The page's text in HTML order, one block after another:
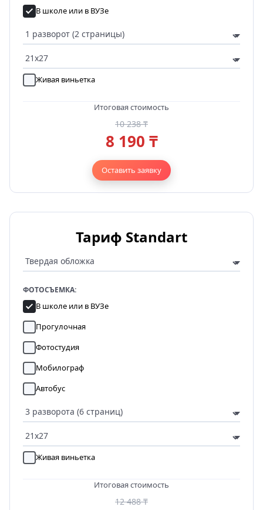
В школе или в ВУЗе
Живая виньетка
Итоговая стоимость
10 238 ₸
8 190 ₸
Оставить заявку
Тариф Standart
ФОТОСЪЕМКА:
В школе или в ВУЗе
Прогулочная
Фотостудия
Мобилограф
Автобус
Живая виньетка
Итоговая стоимость
12 488 ₸